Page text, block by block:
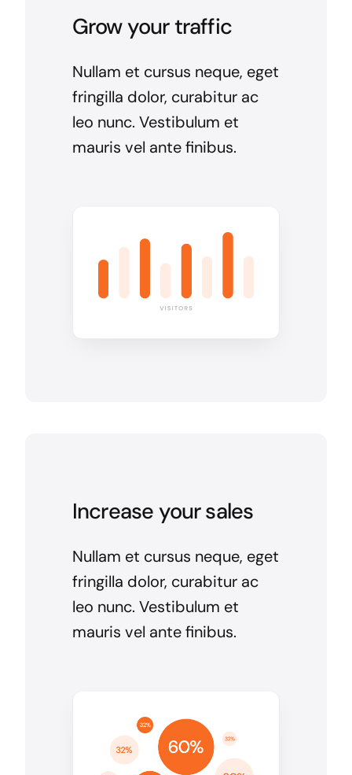
Grow your traffic
Nullam et cursus neque, eget
fringilla dolor, curabitur ac
leo nunc. Vestibulum et
mauris vel ante finibus.
Increase your sales
Nullam et cursus neque, eget
fringilla dolor, curabitur ac
leo nunc. Vestibulum et
mauris vel ante finibus.